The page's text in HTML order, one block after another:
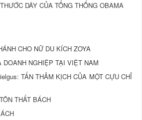
DÂY CỦA TỔNG THỐNG OBAMA
CHO NỮ DU KÍCH ZOYA
DOANH NGHIỆP TẠI VIỆT NAM
TẤN THẢM KỊCH CỦA MỘT CỰU CHỈ
THẤT BÁCH